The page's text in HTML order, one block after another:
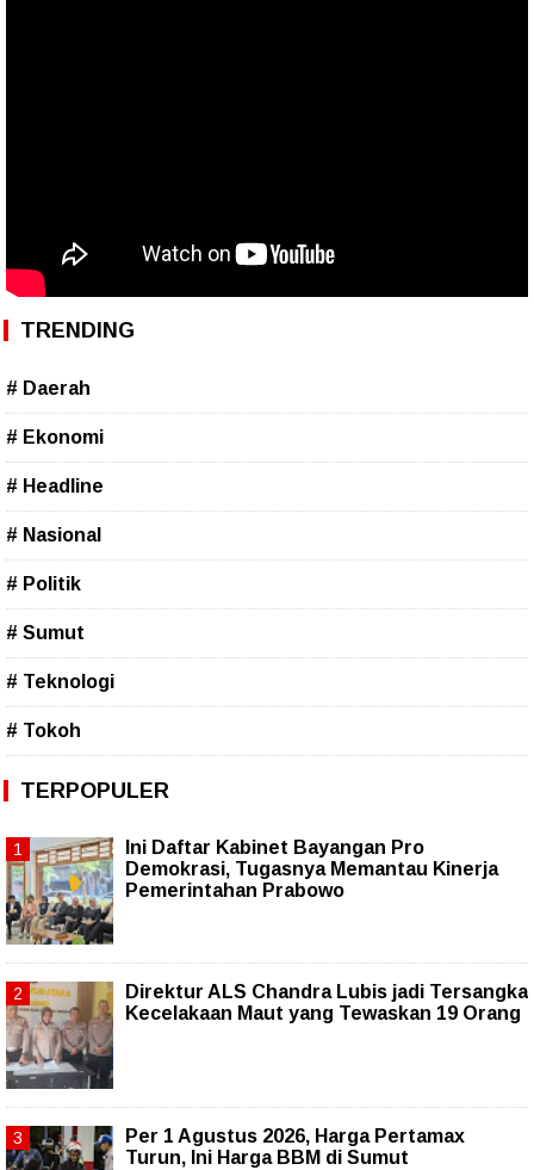
TRENDING
# Daerah
# Ekonomi
# Headline
# Nasional
# Politik
# Sumut
# Teknologi
# Tokoh
TERPOPULER
Ini Daftar Kabinet Bayangan Pro
Demokrasi, Tugasnya Memantau Kinerja
Pemerintahan Prabowo
Direktur ALS Chandra Lubis jadi Tersangka
Kecelakaan Maut yang Tewaskan 19 Orang
Per 1 Agustus 2026, Harga Pertamax
Turun, Ini Harga BBM di Sumut